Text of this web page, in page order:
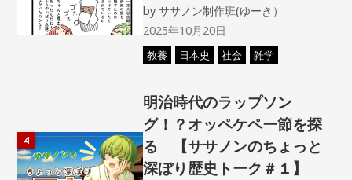
byササノン制作班(ゆーき）
2025年10月20日
教養 日本史 社会 雑学
4
明治時代のラップソン
グ！？オッペケペー節を探
る 【ササノンのちょっと
深ぼり歴史トーク＃１】